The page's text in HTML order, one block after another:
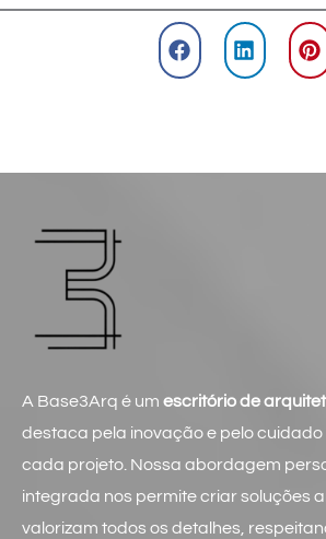
A Base3Arq é um escritório de
destaca pela inovação e pelo cuidado
cada projeto. Nossa abordagem
integrada nos permite criar soluções
valorizam todos os detalhes,